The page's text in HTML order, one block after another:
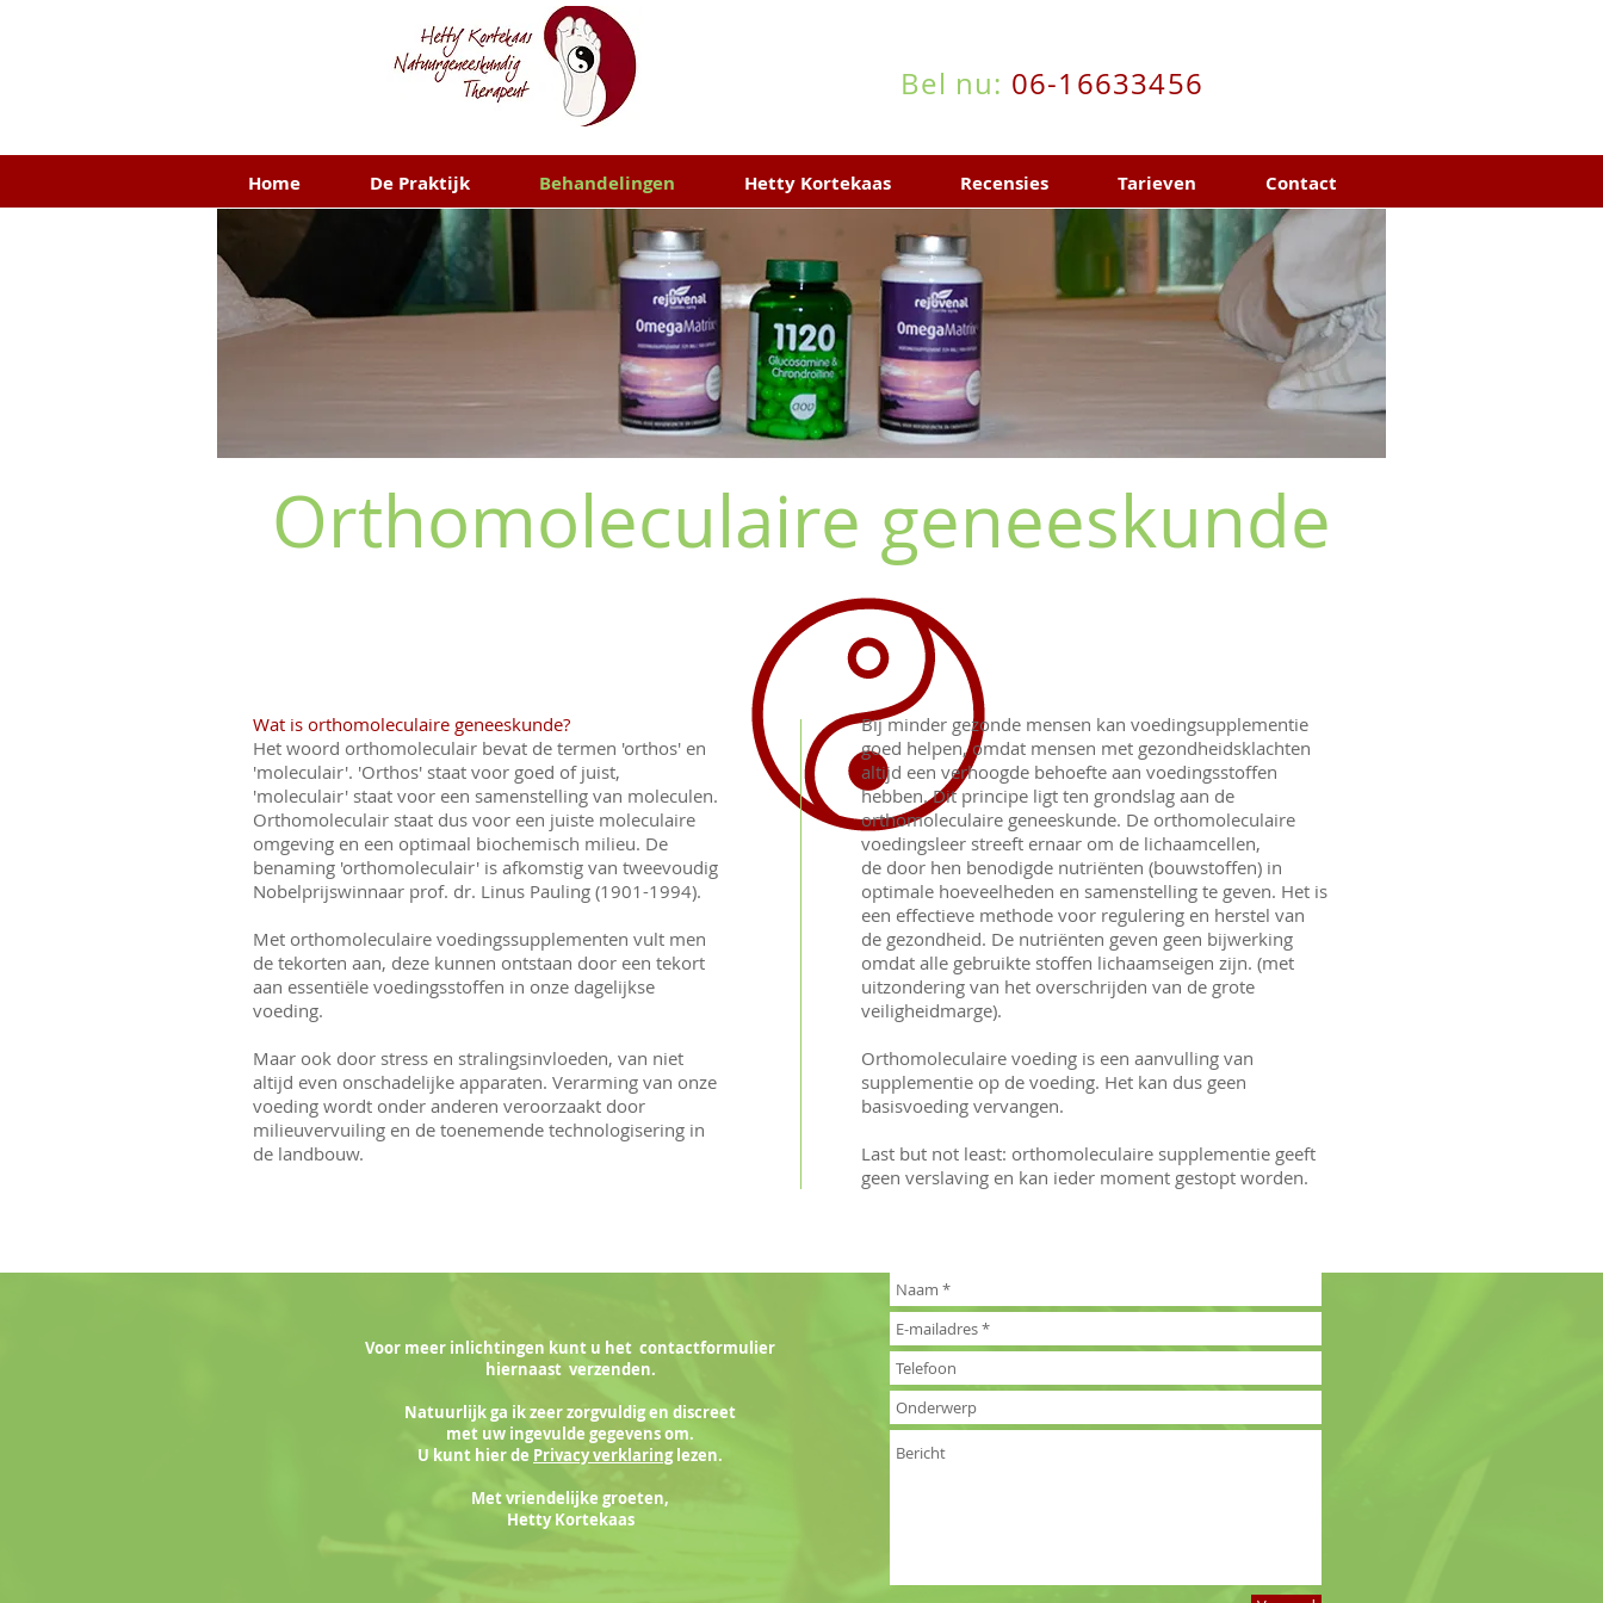
Bel nu: 06-16633456
Home De Praktijk Behandelingen Hetty Kortekaas Recensies Tarieven Contact
Orthomoleculaire geneeskunde
Wat is orthomoleculaire geneeskunde?
Het woord orthomoleculair bevat de termen 'orthos' en
'moleculair'. 'Orthos' staat voor goed of juist,
'moleculair' staat voor een samenstelling van moleculen.
Orthomoleculair staat dus voor een juiste moleculaire
omgeving en een optimaal biochemisch milieu. De
benaming 'orthomoleculair' is afkomstig van tweevoudig
Nobelprijswinnaar prof. dr. Linus Pauling (1901-1994).
Met orthomoleculaire voedingssupplementen vult men
de tekorten aan, deze kunnen ontstaan door een tekort
aan essentiële voedingsstoffen in onze dagelijkse
voeding.
Maar ook door stress en stralingsinvloeden, van niet
altijd even onschadelijke apparaten. Verarming van onze
voeding wordt onder anderen veroorzaakt door
milieuvervuiling en de toenemende technologisering in
de landbouw.
Bij minder gezonde mensen kan voedingsupplementie
goed helpen, omdat mensen met gezondheidsklachten
altijd een verhoogde behoefte aan voedingsstoffen
hebben. Dit principe ligt ten grondslag aan de
orthomoleculaire geneeskunde. De orthomoleculaire
voedingsleer streeft ernaar om de lichaamcellen,
de door hen benodigde nutriënten (bouwstoffen) in
optimale hoeveelheden en samenstelling te geven. Het is
een effectieve methode voor regulering en herstel van
de gezondheid. De nutriënten geven geen bijwerking
omdat alle gebruikte stoffen lichaamseigen zijn. (met
uitzondering van het overschrijden van de grote
veiligheidmarge).
Orthomoleculaire voeding is een aanvulling van
supplementie op de voeding. Het kan dus geen
basisvoeding vervangen.
Last but not least: orthomoleculaire supplementie geeft
geen verslaving en kan ieder moment gestopt worden.
Voor meer inlichtingen kunt u het contactformulier
hiernaast verzenden.
Natuurlijk ga ik zeer zorgvuldig en discreet
met uw ingevulde gegevens om.
U kunt hier de Privacy verklaringlezen.
Met vriendelijke groeten,
Hetty Kortekaas